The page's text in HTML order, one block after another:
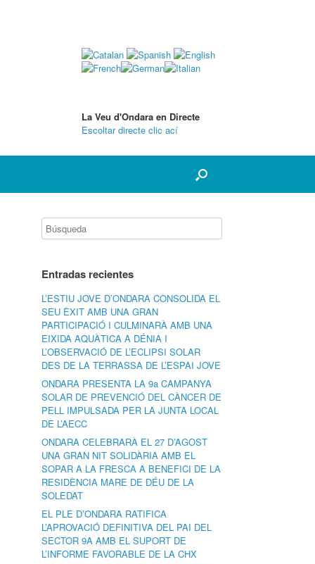
La Veu d'Ondara en Directe
Escoltar directe clic ací
Entradas recientes
L’ESTIU JOVE D’ONDARA CONSOLIDA EL
SEU ÈXIT AMB UNA GRAN
PARTICIPACIÓ I CULMINARÀ AMB UNA
EIXIDA AQUÀTICA A DÉNIA I
L’OBSERVACIÓ DE L’ECLIPSI SOLAR
DES DE LA TERRASSA DE L’ESPAI JOVE
ONDARA PRESENTA LA 9a CAMPANYA
SOLAR DE PREVENCIÓ DEL CÀNCER DE
PELL IMPULSADA PER LA JUNTA LOCAL
DE L’AECC
ONDARA CELEBRARÀ EL 27 D’AGOST
UNA GRAN NIT SOLIDÀRIA AMB EL
SOPAR A LA FRESCA A BENEFICI DE LA
RESIDÈNCIA MARE DE DÉU DE LA
SOLEDAT
EL PLE D’ONDARA RATIFICA
L’APROVACIÓ DEFINITIVA DEL PAI DEL
SECTOR 9A AMB EL SUPORT DE
L’INFORME FAVORABLE DE LA CHX